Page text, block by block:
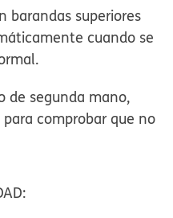
barandas superiores
cuando se
de segunda mano,
comprobar que no